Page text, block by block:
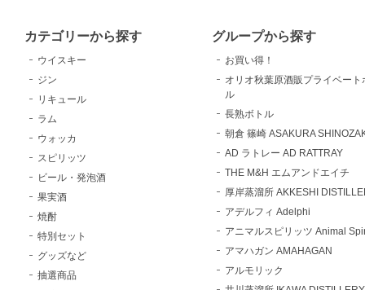
カテゴリーから探す
ウイスキー
ジン
リキュール
ラム
ウォッカ
スピリッツ
ビール・発泡酒
果実酒
焼酎
特別セット
グッズなど
抽選商品
グループから探す
お買い得！
オリオ秋葉原酒販プライベート
ル
長熟ボトル
朝倉 篠崎 ASAKURA
AD ラトレー AD RATTRAY
THE M&H エムアンドエイチ
厚岸蒸溜所 AKKESHI
アデルフィ Adelphi
アニマルスピリッツ Animal
アマハガン AMAHAGAN
アルモリック